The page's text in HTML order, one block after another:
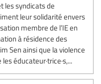
les syndicats de
leur solidarité envers
membre de l’IE en
à résidence des
Sen ainsi que la violence
éducateur·trice·s,...